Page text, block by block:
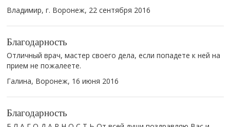
Владимир, г. Воронеж, 22 сентября 2016
Благодарность
Отличный врач, мастер своего дела, если попадете к ней на
прием не пожалеете.
Галина, Воронеж, 16 июня 2016
Благодарность